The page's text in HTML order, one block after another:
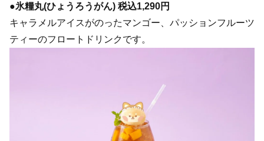
●氷糧丸(ひょうろうがん) 税込1,290円
キャラメルアイスがのったマンゴー、パッションフルーツ
ティーのフロートドリンクです。